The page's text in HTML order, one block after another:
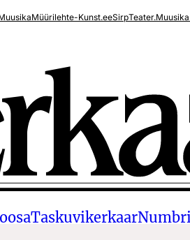
Müürilehte-Kunst.eeSirp
Taskuvikerkaar